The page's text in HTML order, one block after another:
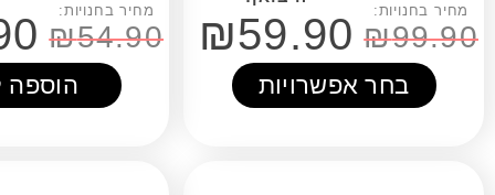
₪59.90
₪54.90
₪29.90
הוספה לסל